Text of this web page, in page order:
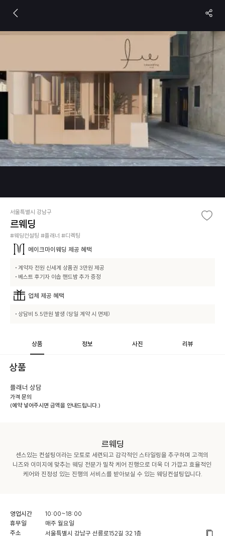
서울특별시 강남구
르웨딩
#웨딩컨설팅 #플래너 #디렉팅
메이크마이웨딩 제공 혜택
• 계약자 전원 신세계 상품권 3만원 제공
• 베스트 후기자 이솝 핸드밤 추가 증정
업체 제공 혜택
• 상담비 5.5만원 발생 (당일 계약 시 면제)
상품 정보 사진 리뷰
상품
플래너 상담
가격 문의
(예약 넣어주시면 금액을 안내드립니다.)
르웨딩
센스있는 컨설팅이라는 모토로 세련되고 감각적인 스타일링을 추구하며 고객의
니즈와 이미지에 맞추는 웨딩 전문가 밀착 케어 진행으로 더욱 더 가깝고 효율적인
케어와 진정성 있는 진행의 서비스를 받아보실 수 있는 웨딩컨설팅입니다.
영업시간
10:00~18:00
휴무일
매주 월요일
주소
서울특별시 강남구 선릉로152길 32 1층